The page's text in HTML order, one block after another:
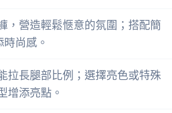
，營造輕鬆愜意的氛圍；搭配簡
尚感。
拉長腿部比例；選擇亮色或特殊
增添亮點。